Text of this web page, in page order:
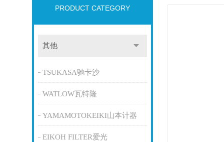
PRODUCT CATEGORY
其他
TSUKASA驰卡沙
WATLOW瓦特隆
YAMAMOTOKEIKI山本计器
EIKOH FILTER爱光